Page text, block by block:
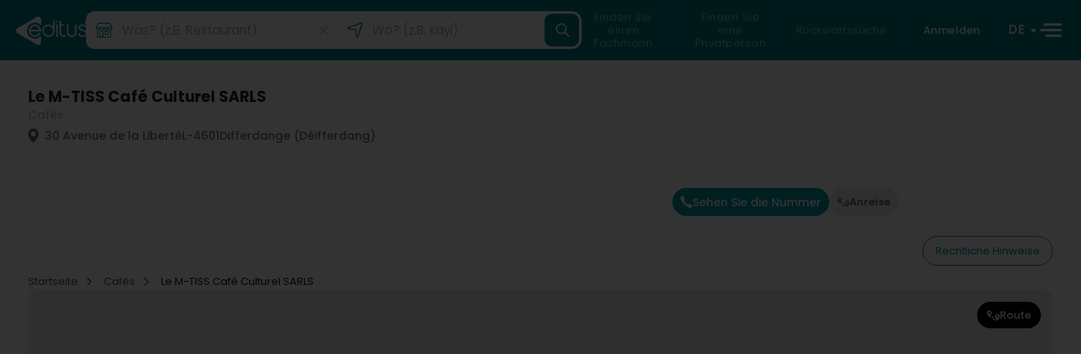
Finden Sie
einen
Fachmann
Finden Sie
eine
Privatperson
Rückwärtssuche Anmelden DE
Le M-TISS Café Culturel SARLS
30 Avenue de la LibertéL-4601Differdange (Déifferdang)
Sehen Sie die Nummer Anreise
Rechtliche Hinweise
Startseite
Cafés Le M-TISS Café Culturel SARLS
Route